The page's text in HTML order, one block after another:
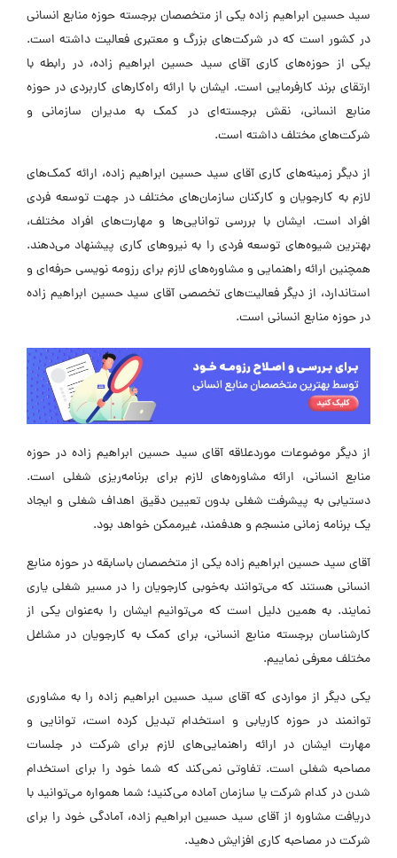
سید حسین ابراهیم زاده یکی از متخصصان برجسته حوزه منابع انسانی
در کشور است که در شرکت‌های بزرگ و معتبری فعالیت داشته است.
یکی از حوزه‌های کاری آقای سید حسین ابراهیم زاده، در رابطه با
ارتقای برند کارفرمایی است. ایشان با ارائه راه‌کارهای کاربردی در حوزه
منابع انسانی، نقش برجسته‌ای در کمک به مدیران سازمانی و
شرکت‌های مختلف داشته‌ است.
از دیگر زمینه‌های کاری آقای سید حسین ابراهیم زاده، ارائه‌ کمک‌های
لازم به کارجویان و کارکنان سازمان‌های مختلف در جهت توسعه فردی
افراد است. ایشان با بررسی توانایی‌ها و مهارت‌های افراد مختلف،
بهترین شیوه‌های توسعه فردی را به نیروهای کاری پیشنهاد می‌دهند.
همچنین ارائه راهنمایی و مشاوره‌های لازم برای رزومه نویسی حرفه‌ای و
استاندارد، از دیگر فعالیت‌های تخصصی آقای سید حسین ابراهیم زاده
در حوزه منابع انسانی است.
از دیگر موضوعات موردعلاقه آقای سید حسین ابراهیم زاده در حوزه
منابع انسانی، ارائه مشاوره‌های لازم برای برنامه‌ریزی شغلی است.
دستیابی به پیشرفت شغلی بدون تعیین دقیق اهداف شغلی و ایجاد
یک برنامه زمانی منسجم و هدفمند، غیرممکن خواهد بود.
آقای سید حسین ابراهیم زاده یکی از متخصصان باسابقه در حوزه منابع
انسانی هستند که می‌توانند به‌خوبی کارجویان را در مسیر شغلی یاری
نمایند. به همین دلیل است که می‌توانیم ایشان را به‌عنوان یکی از
کارشناسان برجسته منابع انسانی، برای کمک به کارجویان در مشاغل
مختلف معرفی نماییم.
یکی دیگر از مواردی که آقای سید حسین ابراهیم زاده را به‌ مشاوری
توانمند در حوزه کاریابی و استخدام تبدیل کرده است، توانایی و
مهارت ایشان در ارائه راهنمایی‌های لازم برای شرکت در جلسات
مصاحبه‌ شغلی است. تفاوتی نمی‌کند که شما خود را برای استخدام
شدن در کدام شرکت یا سازمان آماده می‌کنید؛ شما همواره می‌توانید با
دریافت مشاوره از آقای سید حسین ابراهیم زاده، آمادگی خود را برای
شرکت در مصاحبه کاری افزایش دهید.